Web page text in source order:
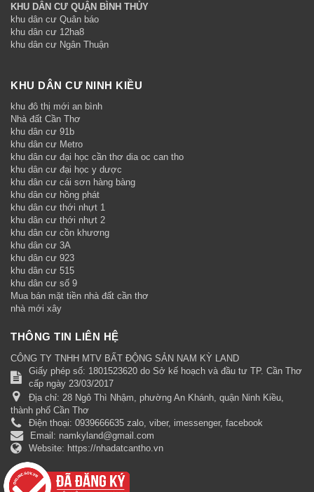
KHU DÂN CƯ QUẬN BÌNH THỦY
khu dân cư Quân báo
khu dân cư 12ha8
khu dân cư Ngân Thuận
KHU DÂN CƯ NINH KIỀU
khu đô thị mới an bình
Nhà đất Cần Thơ
khu dân cư 91b
khu dân cư Metro
khu dân cư đại học cần thơ dia oc can tho
khu dân cư đại học y dược
khu dân cư cái sơn hàng bàng
khu dân cư hồng phát
khu dân cư thới nhựt 1
khu dân cư thới nhựt 2
khu dân cư cồn khương
khu dân cư 3A
khu dân cư 923
khu dân cư 515
khu dân cư số 9
Mua bán mặt tiền nhà đất cần thơ
nhà mới xây
THÔNG TIN LIÊN HỆ
CÔNG TY TNHH MTV BẤT ĐỘNG SẢN NAM KỲ LAND
Giấy phép số: 1801523620 do Sở kế hoạch và đầu tư TP. Cần Thơ
cấp ngày 23/03/2017
Địa chỉ: 28 Ngô Thì Nhậm, phường An Khánh, quận Ninh Kiều,
thành phố Cần Thơ
Điện thoại: 0939666635 zalo, viber, imessenger, facebook
Email: namkyland@gmail.com
Website: https://nhadatcantho.vn